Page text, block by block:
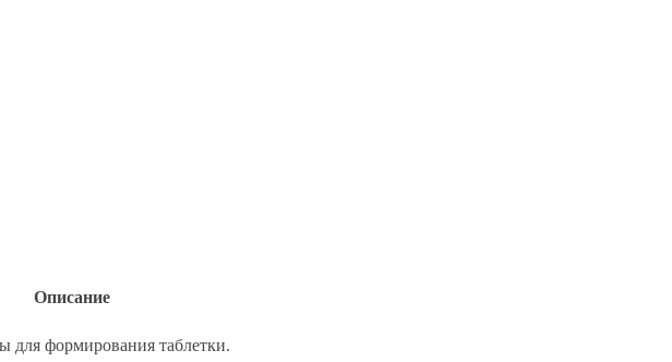
Описание
для формирования таблетки.